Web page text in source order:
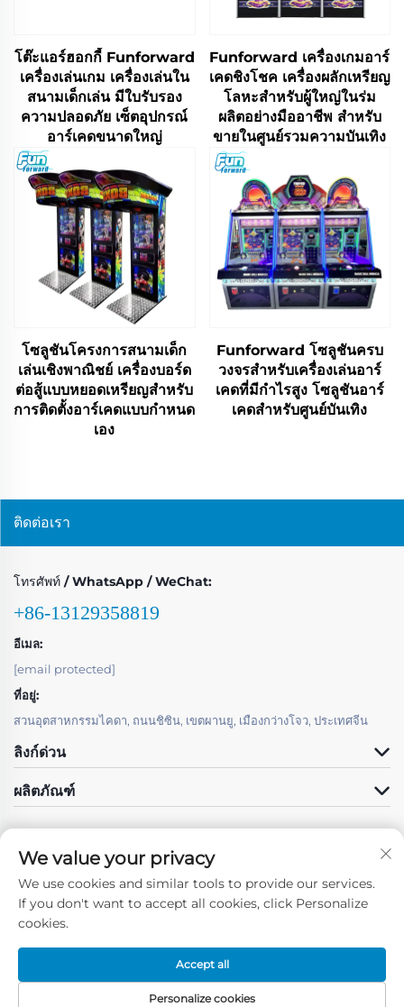
โต๊ะแอร์ฮอกกี้ Funforward
เครื่องเล่นเกม เครื่องเล่นใน
สนามเด็กเล่น มีใบรับรอง
ความปลอดภัย เซ็ตอุปกรณ์
อาร์เคดขนาดใหญ่
Funforward เครื่องเกมอาร์
เคดชิงโชค เครื่องผลักเหรียญ
โลหะสำหรับผู้ใหญ่ในร่ม
ผลิตอย่างมืออาชีพ สำหรับ
ขายในศูนย์รวมความบันเทิง
โซลูชันโครงการสนามเด็ก
เล่นเชิงพาณิชย์ เครื่องบอร์ด
ต่อสู้แบบหยอดเหรียญสำหรับ
การติดตั้งอาร์เคดแบบกำหนด
เอง
Funforward โซลูชันครบ
วงจรสำหรับเครื่องเล่นอาร์
เคดที่มีกำไรสูง โซลูชันอาร์
เคดสำหรับศูนย์บันเทิง
ติดต่อเรา
โทรศัพท์ / WhatsApp / WeChat:
+86-13129358819
อีเมล:
[email protected]
ที่อยู่:
สวนอุตสาหกรรมไคดา, ถนนชิซิน, เขตผานยู, เมืองกว่างโจว, ประเทศจีน
ลิงก์ด่วน
ผลิตภัณฑ์
ติดตามเรา
ลิขสิทธิ์ © Guangzhou Fun Forward Technology Co., Ltd -
เป็นส่วนตัว
We value your privacy
We use cookies and similar tools to provide our services.
If you don't want to accept all cookies, click Personalize
cookies.
Personalize cookies
Accept all